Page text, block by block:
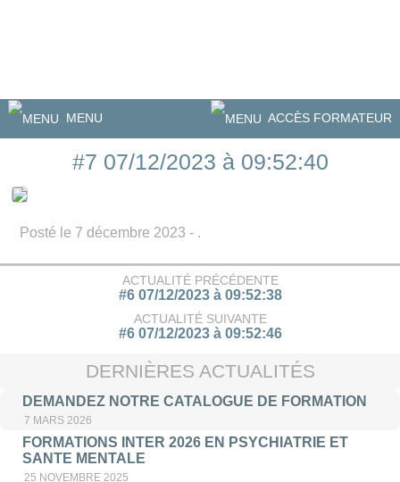
MENU ACCÈS FORMATEUR
#7 07/12/2023 à 09:52:40
Posté le 7 décembre 2023 - .
ACTUALITÉ PRÉCÉDENTE
#6 07/12/2023 à 09:52:38
ACTUALITÉ SUIVANTE
#6 07/12/2023 à 09:52:46
DERNIÈRES ACTUALITÉS
DEMANDEZ NOTRE CATALOGUE DE FORMATION
7 MARS 2026
FORMATIONS INTER 2026 EN PSYCHIATRIE ET
SANTE MENTALE
25 NOVEMBRE 2025